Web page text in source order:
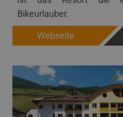
Bikeurlauber.
Webseite